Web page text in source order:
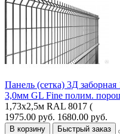
Панель (сетка) 3Д
3,0мм GL Fine полим.
1,73х2,5м RAL 8017 (
1975.00 руб. 1680.00 руб.
В корзину Быстрый заказ